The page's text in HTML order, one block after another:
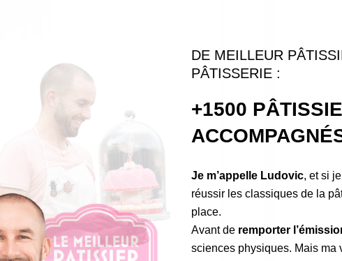
DE MEILLEUR
PÂTISSERIE :
+1500
Je m’appelle Ludovic, et si
réussir les classiques de la
place.
Avant de remporter
sciences physiques. Mais ma